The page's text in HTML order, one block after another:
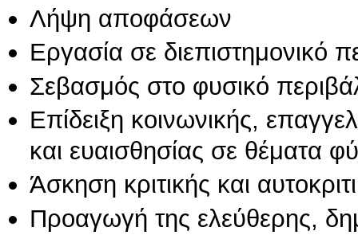
Λήψη αποφάσεων
Εργασία σε διεπιστημονικό
Σεβασμός στο φυσικό
Επίδειξη κοινωνικής,
και ευαισθησίας σε θέματα
Άσκηση κριτικής και
Προαγωγή της ελεύθερης,